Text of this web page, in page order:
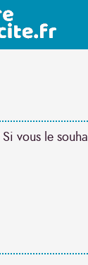
Si vous le